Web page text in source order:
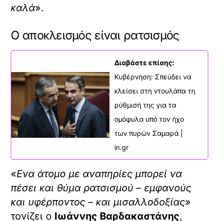
καλά».
Ο αποκλεισμός είναι ρατσισμός
Διαβάστε επίσης:
Κυβέρνηση: Σπεύδει να
κλείσει στη ντουλάπα τη
ρύθμισή της για τα
ομόφυλα υπό τον ήχο
των πυρών Σαμαρά |
in.gr
«Ενα άτομο με αναπηρίες μπορεί να
πέσει και θύμα ρατσισμού – εμφανούς
και υφέρποντος – και μισαλλοδοξίας»
τονίζει ο Ιωάννης Βαρδακαστάνης,